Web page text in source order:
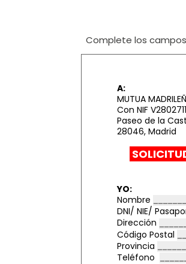
Complete los
A:
MUTUA
Con NIF
Paseo de la
28046, Madrid
YO:
Nombre
DNI/ NIE/
Dirección
Código Postal
Provincia
Teléfono